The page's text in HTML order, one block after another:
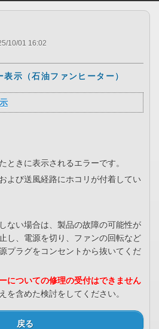
10/01 16:02
表示（石油ファンヒーター）
ときに表示されるエラーです。
よび送風経路にホコリが付着してい
ない場合は、製品の故障の可能性が
し、電源を切り、ファンの回転など
プラグをコンセントから抜いてくだ
についての修理の受付はできません
を含めた検討をしてください。
戻る